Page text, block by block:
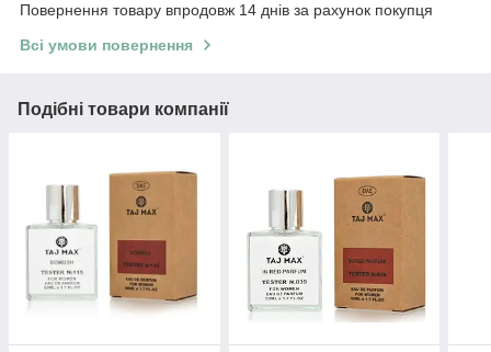
Повернення товару впродовж 14 днів за рахунок покупця
Всі умови повернення
Подібні товари компанії